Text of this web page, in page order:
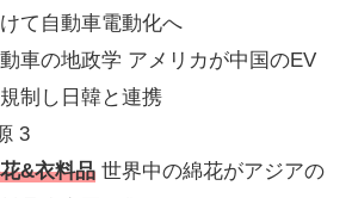
て自動車電動化へ
車の地政学 アメリカが中国のEV
制し日韓と連携
3
&衣料品 世界中の綿花がアジアの